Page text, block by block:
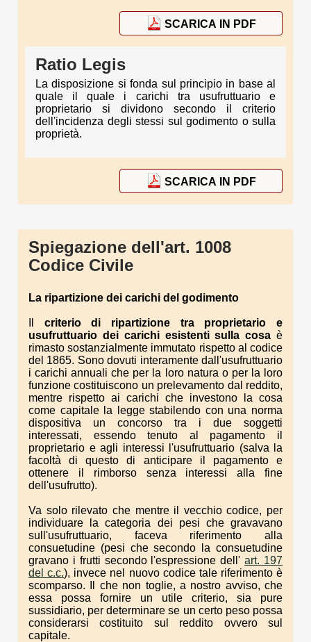
SCARICA IN PDF
Ratio Legis
La disposizione si fonda sul principio in base al
quale il quale i carichi tra usufruttuario e
proprietario si dividono secondo il criterio
dell'incidenza degli stessi sul godimento o sulla
proprietà.
SCARICA IN PDF
Spiegazione dell'art. 1008
Codice Civile
La ripartizione dei carichi del godimento
criterio di ripartizione tra proprietario e
usufruttuario dei carichi esistenti sulla cosa è
rimasto sostanzialmente immutato rispetto al codice
del 1865. Sono dovuti interamente dall'usufruttuario
i carichi annuali che per la loro natura o per la loro
funzione costituiscono un prelevamento dal reddito,
mentre rispetto ai carichi che investono la cosa
come capitale la legge stabilendo con una norma
dispositiva un concorso tra i due soggetti
interessati, essendo tenuto al pagamento il
proprietario e agli interessi l'usufruttuario (salva la
facoltà di questo di anticipare il pagamento e
ottenere il rimborso senza interessi alla fine
dell'usufrutto).
Va solo rilevato che mentre il vecchio codice, per
individuare la categoria dei pesi che gravavano
sull'usufruttuario, faceva riferimento alla
consuetudine (pesi che secondo la consuetudine
gravano i frutti secondo l'espressione dell'art. 197
del c.c.), invece nel nuovo codice tale riferimento è
scomparso. Il che non toglie, a nostro avviso, che
essa possa fornire un utile criterio, sia pure
sussidiario, per determinare se un certo peso possa
considerarsi costituito sul reddito ovvero sul
capitale.